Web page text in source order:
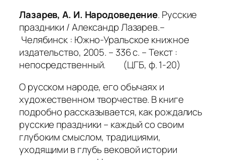
Лазарев, А. И. Народоведение. Русские
праздники / Александр Лазарев.–
Челябинск : Южно-Уральское книжное
издательство, 2005. – 336 с. – Текст :
непосредственный. (ЦГБ, ф. 1-20)
О русском народе, его обычаях и
художественном творчестве. В книге
подробно рассказывается, как рождались
русские праздники – каждый со своим
глубоким смыслом, традициями,
уходящими в глубь вековой истории